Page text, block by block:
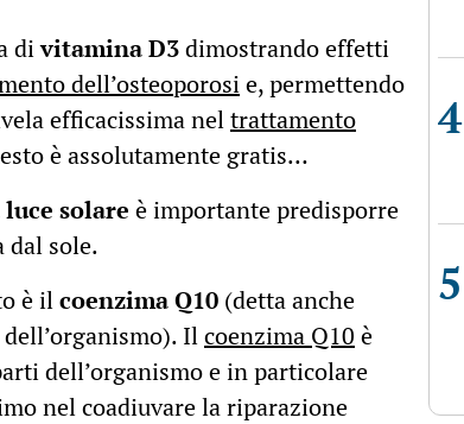
divitamina D3dimostrando effetti
dell’osteoporosie, permettendo
efficacissima neltrattamento
è assolutamente gratis…
solare è importante predisporre
dal sole.
è ilcoenzima Q10 (detta anche
Ilcoenzima Q10 è
dell’organismo e in particolare
nel coadiuvare la riparazione
4
5